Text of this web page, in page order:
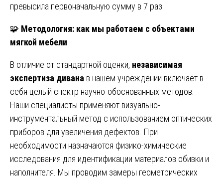
превысила первоначальную сумму в 7 раз.
🧩 Методология: как мы работаем с объектами
мягкой мебели
В отличие от стандартной оценки, независимая
экспертиза дивана в нашем учреждении включает в
себя целый спектр научно-обоснованных методов.
Наши специалисты применяют визуально-
инструментальный метод с использованием оптических
приборов для увеличения дефектов. При
необходимости назначаются физико-химические
исследования для идентификации материалов обивки и
наполнителя. Мы проводим замеры геометрических